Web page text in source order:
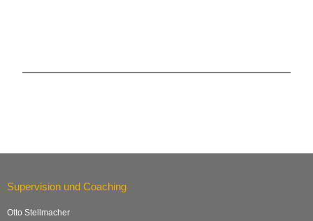
Supervision und Coaching
Otto Stellmacher